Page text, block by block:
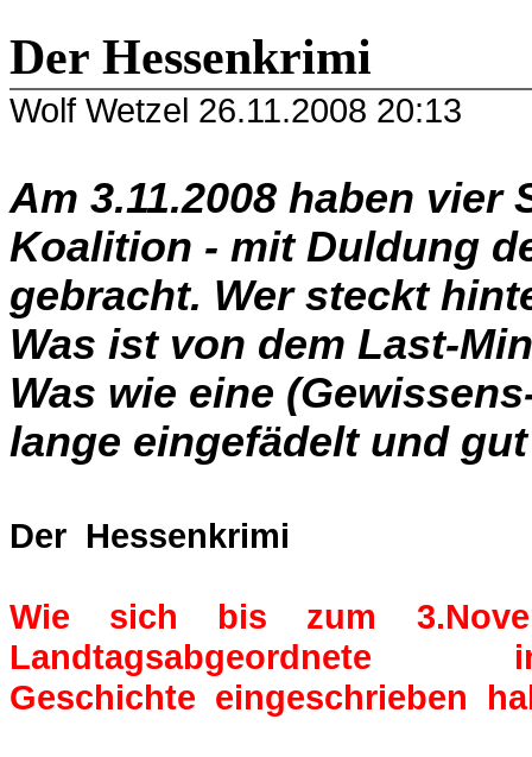
Der Hessenkrimi
Wolf Wetzel 26.11.2008 20:13
Am 3.11.2008 haben
Koalition - mit Duldung
gebracht. Wer steckt
Was ist von dem Last-
Was wie eine
lange eingefädelt und
Der Hessenkrimi
Wie sich bis zum
Geschichte eingeschrieben